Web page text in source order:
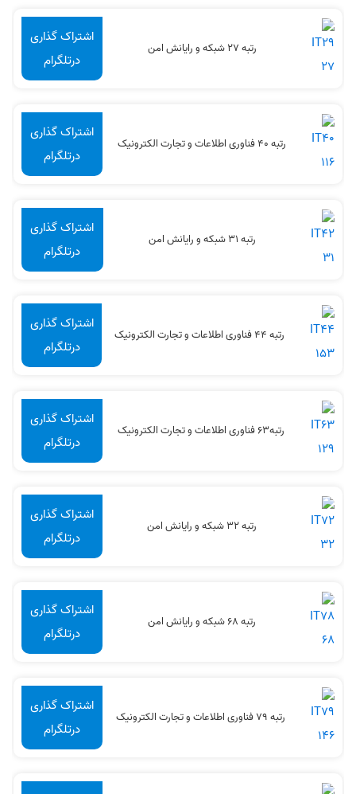
رتبه 27 شبکه و رایانش امن
اشتراک گذاری
درتلگرام
رتبه 40 فناوری اطلاعات و تجارت الکترونیک
اشتراک گذاری
درتلگرام
رتبه 31 شبکه و رایانش امن
اشتراک گذاری
درتلگرام
رتبه 44 فناوری اطلاعات و تجارت الکترونیک
اشتراک گذاری
درتلگرام
رتبه63 فناوری اطلاعات و تجارت الکترونیک
اشتراک گذاری
درتلگرام
رتبه 32 شبکه و رایانش امن
اشتراک گذاری
درتلگرام
رتبه 68 شبکه و رایانش امن
اشتراک گذاری
درتلگرام
رتبه 79 فناوری اطلاعات و تجارت الکترونیک
اشتراک گذاری
درتلگرام